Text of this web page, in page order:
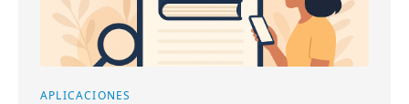
APLICACIONES